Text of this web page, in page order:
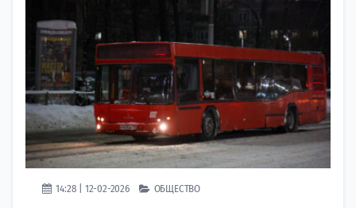
14:28 | 12-02-2026 ОБЩЕСТВО